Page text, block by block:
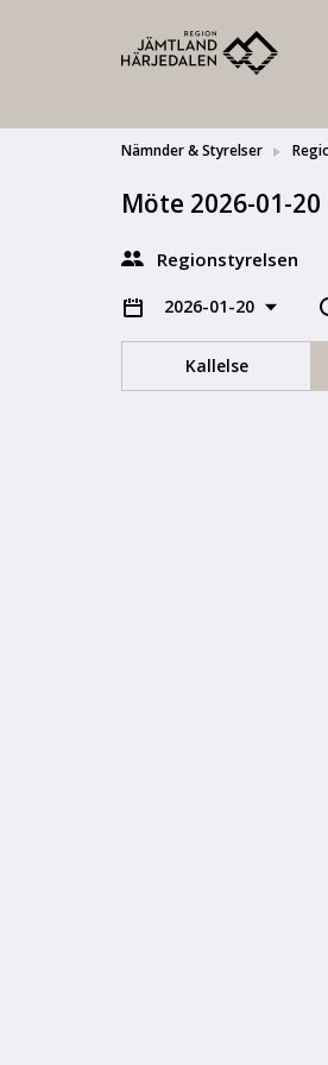
Nämnder & Styrelser
Möte 2026-01-20
Regionstyrelsen
2026-01-20
Kallelse